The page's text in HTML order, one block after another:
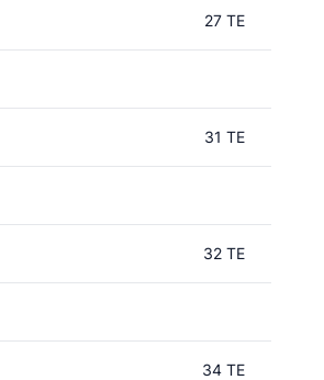
27 TE
31 TE
32 TE
34 TE